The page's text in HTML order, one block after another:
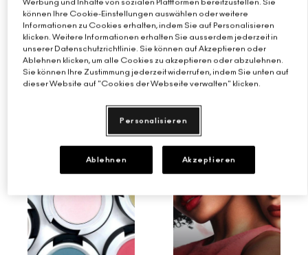
verfügbar, solange der Vorrat reicht.
JETZT BESTELLEN
Werbung und Inhalte von sozialen Plattformen bereitzustellen. Sie
können Ihre Cookie-Einstellungen auswählen oder weitere
Informationen zu Cookies erhalten, indem Sie auf Personalisieren
klicken. Weitere Informationen erhalten Sie ausserdem jederzeit in
unserer Datenschutzrichtlinie. Sie können auf Akzeptieren oder
Ablehnen klicken, um alle Cookies zu akzeptieren oder abzulehnen.
Sie können Ihre Zustimmung jederzeit widerrufen, indem Sie unten auf
dieser Website auf "Cookies der Webseite verwalten" klicken.
Personalisieren
Ablehnen Akzeptieren